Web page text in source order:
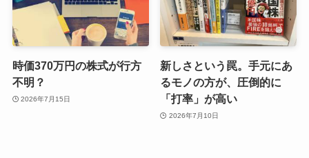
時価370万円の株式が行方
不明？
2026年7月15日
新しさという罠。手元にあ
るモノの方が、圧倒的に
「打率」が高い
2026年7月10日